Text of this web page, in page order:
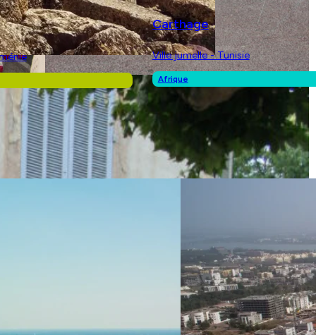
Carthage
Ville jumelle - Tunisie
Afrique